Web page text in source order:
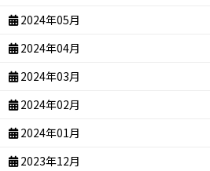
2024年05月
2024年04月
2024年03月
2024年02月
2024年01月
2023年12月